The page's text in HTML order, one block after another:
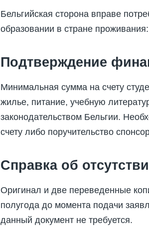
Бельгийская сторона вправе
образовании в стране
Подтверждение
Минимальная сумма на счету
жилье, питание, учебную
законодательством Бельгии.
счету либо поручительство
Справка об
Оригинал и две переведенные
полугода до момента подачи
данный документ не требуется.